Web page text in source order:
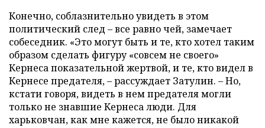
Конечно, соблазнительно увидеть в этом
политический след –все равно чей, замечает
собеседник. «Это могут быть и те, кто хотел таким
образом сделать фигуру «совсем не своего»
Кернеса показательной жертвой, и те, кто видел в
Кернесе предателя,–рассуждает Затулин. – Но,
кстати говоря, видеть в нем предателя могли
только не знавшие Кернеса люди. Для
харьковчан, как мне кажется, не было никакой